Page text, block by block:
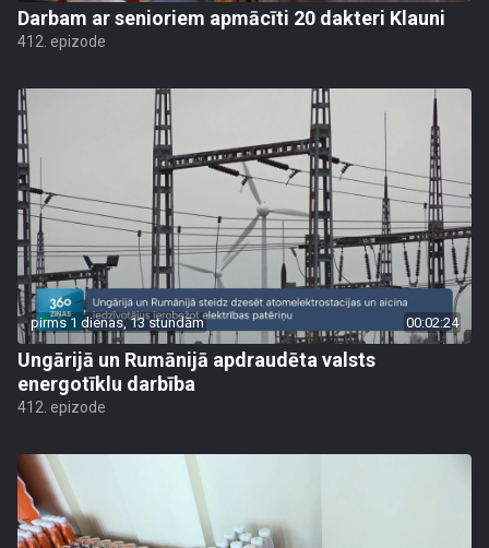
Darbam ar senioriem apmācīti 20 dakteri Klauni
412. epizode
pirms 1 dienas, 13 stundām 00:02:24
Ungārijā un Rumānijā apdraudēta valsts
energotīklu darbība
412. epizode